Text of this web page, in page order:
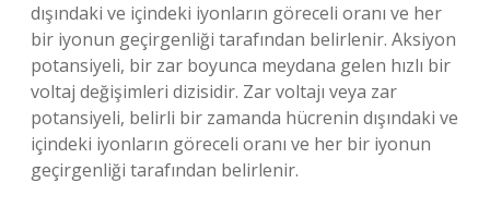
dışındaki ve içindeki iyonların göreceli oranı ve her
bir iyonun geçirgenliği tarafından belirlenir. Aksiyon
potansiyeli, bir zar boyunca meydana gelen hızlı bir
voltaj değişimleri dizisidir. Zar voltajı veya zar
potansiyeli, belirli bir zamanda hücrenin dışındaki ve
içindeki iyonların göreceli oranı ve her bir iyonun
geçirgenliği tarafından belirlenir.